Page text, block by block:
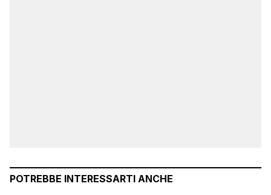
POTREBBE INTERESSARTI ANCHE